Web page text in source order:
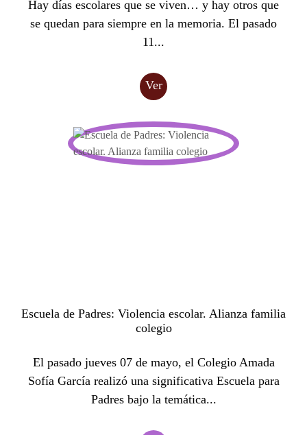
Hay días escolares que se viven… y hay otros que
se quedan para siempre en la memoria. El pasado
11...
Ver
Escuela de Padres: Violencia escolar. Alianza familia
colegio
El pasado jueves 07 de mayo, el Colegio Amada
Sofía García realizó una significativa Escuela para
Padres bajo la temática...